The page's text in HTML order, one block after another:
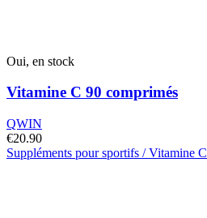
Oui, en stock
Vitamine C 90 comprimés
QWIN
€20.90
Suppléments pour sportifs / Vitamine C